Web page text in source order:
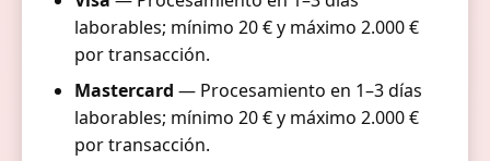
laborables; mínimo 20 € y máximo 2.000 €
por transacción.
Mastercard — Procesamiento en 1–3 días
laborables; mínimo 20 € y máximo 2.000 €
por transacción.